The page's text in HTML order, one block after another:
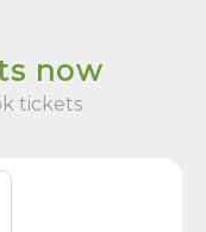
now
tickets